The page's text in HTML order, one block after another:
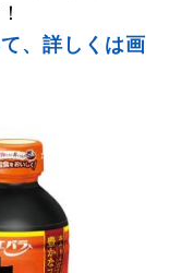
、詳しくは画